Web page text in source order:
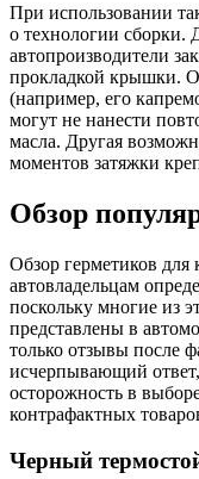
При использовании
о технологии сборки.
автопроизводители
прокладкой крышки.
(например, его
могут не нанести
масла. Другая
моментов затяжки
Обзор
Обзор герметиков
автовладельцам
поскольку многие из
представлены в
только отзывы после
исчерпывающий
осторожность в
контрафактных
Черный